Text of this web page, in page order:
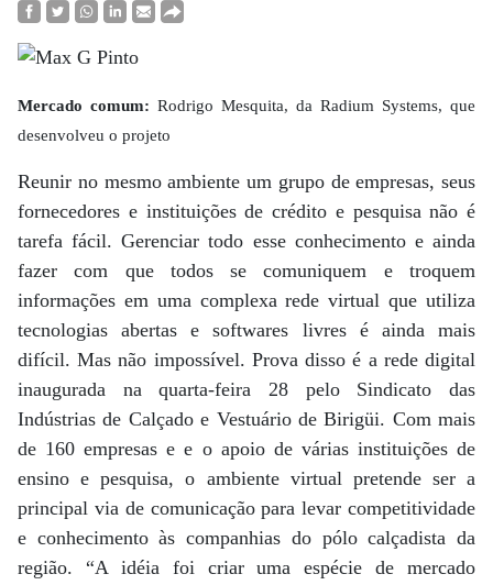
Mercado comum: Rodrigo Mesquita, da Radium Systems, que
desenvolveu o projeto
Reunir no mesmo ambiente um grupo de empresas, seus
fornecedores e instituições de crédito e pesquisa não é
tarefa fácil. Gerenciar todo esse conhecimento e ainda
fazer com que todos se comuniquem e troquem
informações em uma complexa rede virtual que utiliza
tecnologias abertas e softwares livres é ainda mais
difícil. Mas não impossível. Prova disso é a rede digital
inaugurada na quarta-feira 28 pelo Sindicato das
Indústrias de Calçado e Vestuário de Birigüi. Com mais
de 160 empresas e e o apoio de várias instituições de
ensino e pesquisa, o ambiente virtual pretende ser a
principal via de comunicação para levar competitividade
e conhecimento às companhias do pólo calçadista da
região. “A idéia foi criar uma espécie de mercado